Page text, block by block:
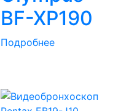
BF-XP190
Подробнее